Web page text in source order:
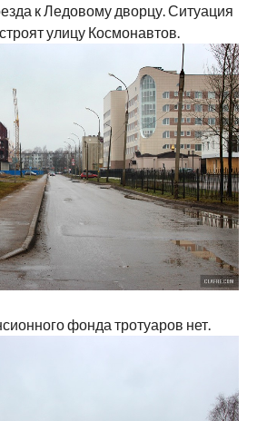
к Ледовому дворцу. Ситуация
улицу Космонавтов.
фонда тротуаров нет.